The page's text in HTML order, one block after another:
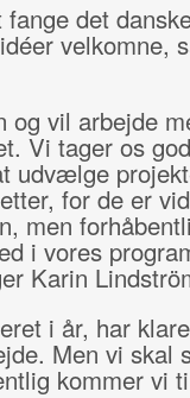
det
velkomne,
og vil arbejde
Vi tager os
udvælge
for de er
men
i vores
Karin
i år, har
Men vi skal
kommer vi